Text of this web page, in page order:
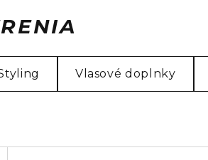
Vlasové doplnky